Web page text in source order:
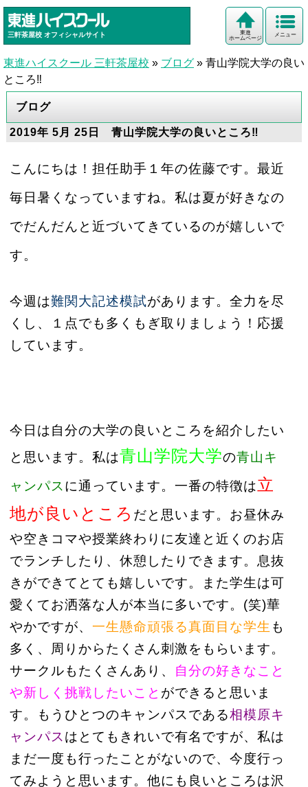
三軒茶屋校 オフィシャルサイト メニュー
東進
ホームページ
東進ハイスクール 三軒茶屋校 » ブログ » 青山学院大学の良い
ところ‼
ブログ
2019年 5月 25日 青山学院大学の良いところ‼
こんにちは！担任助手１年の佐藤です。最近
毎日暑くなっていますね。私は夏が好きなの
でだんだんと近づいてきているのが嬉しいで
す。
今週は難関大記述模試があります。全力を尽
くし、１点でも多くもぎ取りましょう！応援
しています。
今日は自分の大学の良いところを紹介したい
と思います。私は青山学院大学の青山キ
ャンパス に通っています。一番の特徴は立
地が良いところ だと思います。お昼休み
や空きコマや授業終わりに友達と近くのお店
でランチしたり、休憩したりできます。息抜
きができてとても嬉しいです。また学生は可
愛くてお洒落な人が本当に多いです。(笑)華
やかですが、 一生懸命頑張る真面目な学生 も
多く、周りからたくさん刺激をもらいます。
サークルもたくさんあり、 自分の好きなこと
や新しく挑戦したいこと ができると思いま
す。もうひとつのキャンパスである相模原キ
ャンパス はとてもきれいで有名ですが、私は
まだ一度も行ったことがないので、今度行っ
てみようと思います。他にも良いところは沢